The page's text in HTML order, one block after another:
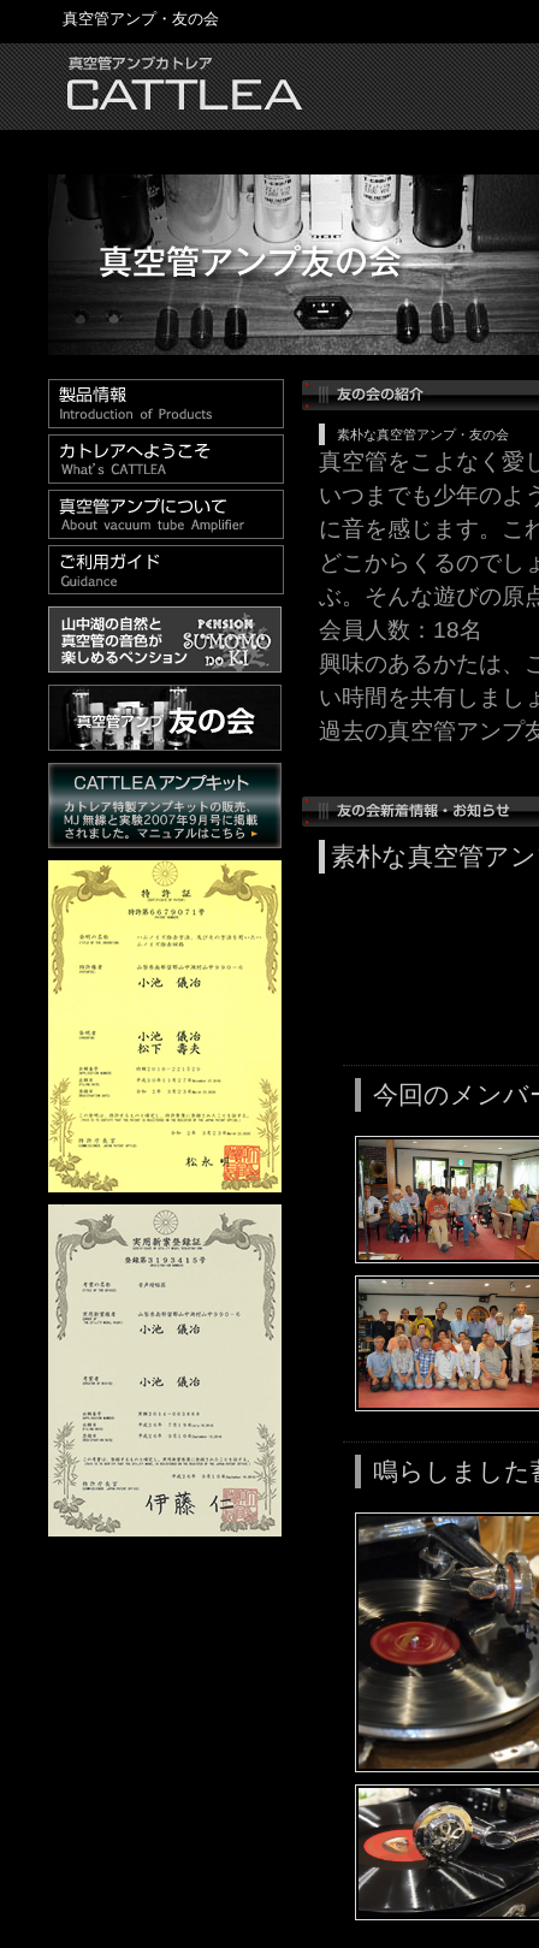
真空管アンプ・友の会
素朴な真空管アンプ・友の会
真空管をこよなく愛
いつまでも少年のよ
に音を感じます。こ
どこからくるのでし
ぶ。そんな遊びの原
会員人数：18名
興味のあるかたは、
い時間を共有しまし
過去の真空管アンプ
素朴な真空管ア
今回のメンバ
鳴らしました